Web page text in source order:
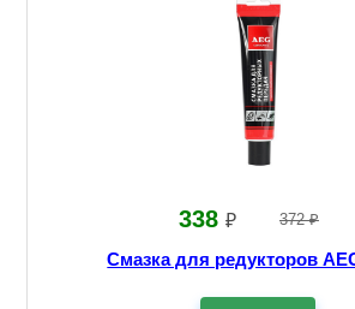
338 ₽ 372 ₽
Смазка для редукторов